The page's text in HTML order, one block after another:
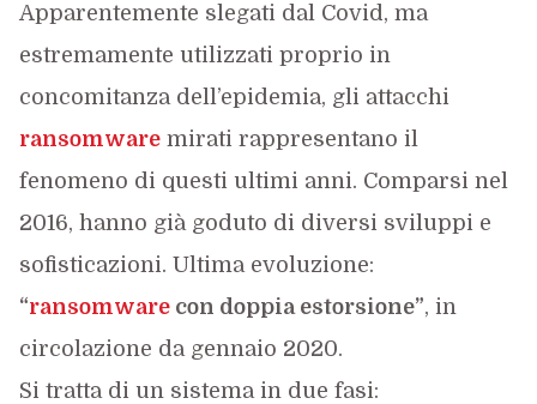
Apparentemente slegati dal Covid, ma
estremamente utilizzati proprio in
concomitanza dell’epidemia, gli attacchi
ransomwaremirati rappresentano il
fenomeno di questi ultimi anni. Comparsi nel
2016, hanno già goduto di diversi sviluppi e
sofisticazioni. Ultima evoluzione:
“ransomwarecon doppia estorsione”, in
circolazione da gennaio 2020.
Si tratta di un sistema in due fasi: